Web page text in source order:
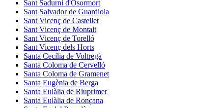
Sant Sadurní d'Osormort
Sant Salvador de Guardiola
Sant Vicenç de Castellet
Sant Vicenç de Montalt
Sant Vicenç de Torelló
Sant Vicenç dels Horts
Santa Cecília de Voltregà
Santa Coloma de Cervelló
Santa Coloma de Gramenet
Santa Eugènia de Berga
Santa Eulàlia de Riuprimer
Santa Eulàlia de Ronçana